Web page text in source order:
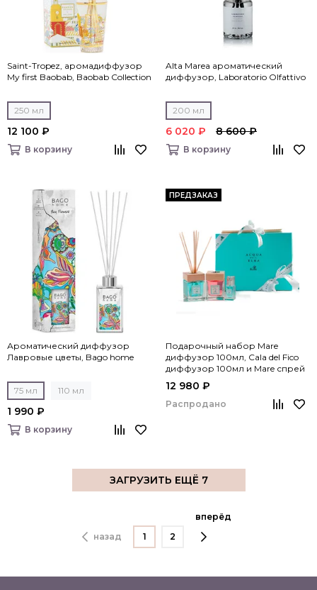
Saint-Tropez, аромадиффузор
My first Baobab, Baobab Collection
250 мл
12 100 ₽
В корзину
Alta Marea ароматический
диффузор, Laboratorio Olfattivo
200 мл
6 020 ₽ 8 600 ₽
В корзину
Ароматический диффузор
Лавровые цветы, Bago home
75 мл 110 мл
1 990 ₽
В корзину
ПРЕДЗАКАЗ
Подарочный набор Mare
диффузор 100мл, Cala del Fico
диффузор 100мл и Mare спрей
для дома 15мл, Acqua dell’Elba
12 980 ₽
Распродано
ЗАГРУЗИТЬ ЕЩЁ 7
назад 1 2
вперёд